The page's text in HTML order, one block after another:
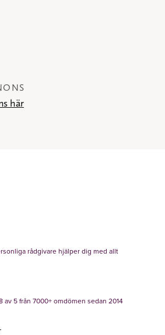
här
rådgivare hjälper dig med allt
av 5 från 7000+ omdömen sedan 2014